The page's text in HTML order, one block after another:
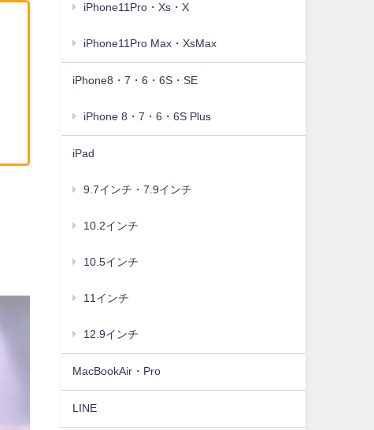
iPhone11Pro・Xs・X
iPhone11Pro Max・XsMax
iPhone8・7・6・6S・SE
iPhone 8・7・6・6S Plus
iPad
9.7インチ・7.9インチ
10.2インチ
10.5インチ
11インチ
12.9インチ
MacBookAir・Pro
LINE